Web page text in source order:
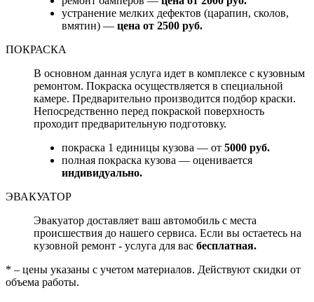
устранение мелких дефектов (царапин, сколов,
вмятин) — цена от 2500 руб.
ПОКРАСКА
В основном данная услуга идет в комплексе с кузовным
ремонтом. Покраска осуществляется в специальной
камере. Предварительно производится подбор краски.
Непосредственно перед покраской поверхность
проходит предварительную подготовку.
покраска 1 единицы кузова — от 5000 руб.
полная покраска кузова — оценивается
индивидуально.
ЭВАКУАТОР
Эвакуатор доставляет ваш автомобиль с места
происшествия до нашего сервиса. Если вы остаетесь на
кузовной ремонт - услуга для вас бесплатная.
* – цены указаны с учетом материалов. Действуют скидки от
объема работы.